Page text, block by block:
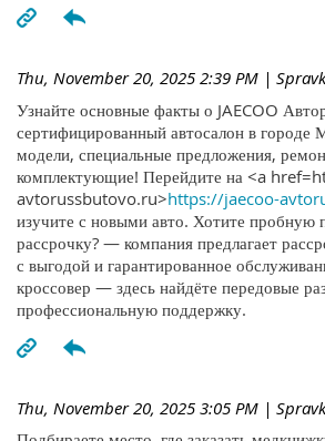
Thu, November 20, 2025 2:39 PM |
Узнайте основные факты о JAECOO
сертифицированный автосалон в городе
модели, специальные предложения,
комплектующие! Перейдите на <a
avtorussbutovo.ru>https://jaecoo-
изучите с новыми авто. Хотите пробную
рассрочку? — компания предлагает
с выгодой и гарантированное
кроссовер — здесь найдёте передовые
профессиональную поддержку.
Thu, November 20, 2025 3:05 PM |